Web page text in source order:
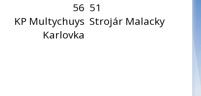
56
KP Multychuys
Karlovka
51
Strojár Malacky